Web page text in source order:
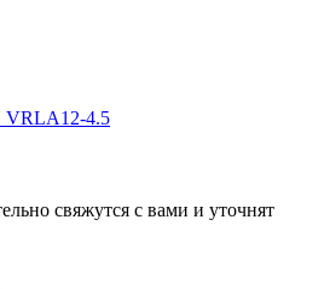
VRLA12-4.5
свяжутся с вами и уточнят